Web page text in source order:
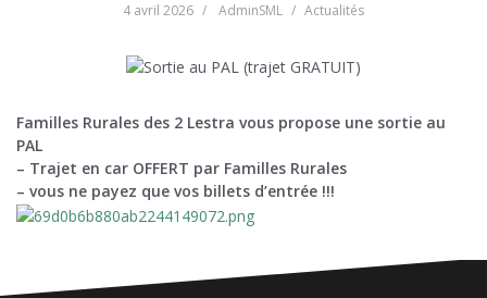
4 avril 2026 AdminSML Actualités
Familles Rurales des 2 Lestra vous propose une sortie au
PAL
– Trajet en car OFFERT par Familles Rurales
– vous ne payez que vos billets d’entrée !!!